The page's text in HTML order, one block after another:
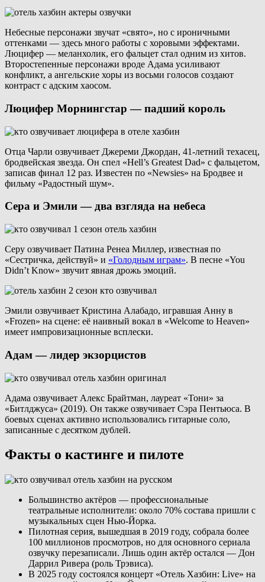
Небесные персонажи звучат «свято», но с ироничными
оттенками — здесь много работы с хоровыми эффектами.
Люцифер — меланхолик, его фальцет стал одним из хитов.
Второстепенные персонажи вроде Адама усиливают
конфликт, а ангельские хоры из восьми голосов создают
контраст с адским хаосом.
Люцифер Морнингстар — падший король
Отца Чарли озвучивает Джереми Джордан, 41-летний техасец,
бродвейская звезда. Он спел «Hell’s Greatest Dad» с фальцетом,
записав финал 12 раз. Известен по «Newsies» на Бродвее и
фильму «Радостный шум».
Сера и Эмили — два взгляда на небеса
Серу озвучивает Патина Ренеа Миллер, известная по
«Сестричка, действуй» и «Голодным играм». В песне «You
Didn’t Know» звучит явная дрожь эмоций.
Эмили озвучивает Кристина Алабадо, игравшая Анну в
«Frozen» на сцене: её наивный вокал в «Welcome to Heaven»
имеет импровизационные всплески.
Адам — лидер экзорцистов
Адама озвучивает Алекс Брайтман, лауреат «Тони» за
«Битлджуса» (2019). Он также озвучивает Сэра Пентьюса. В
боевых сценах активно использовались гитарные соло,
записанные с десятком дублей.
Факты о кастинге и пилоте
Большинство актёров — профессиональные
театральные исполнители: около 70% состава пришли с
музыкальных сцен Нью-Йорка.
Пилотная серия, вышедшая в 2019 году, собрала более
100 миллионов просмотров, но для основного сериала
озвучку перезаписали. Лишь один актёр остался — Дон
Даррил Ривера (роль Трэвиса).
В 2025 году состоялся концерт «Отель Хазбин: Live» на